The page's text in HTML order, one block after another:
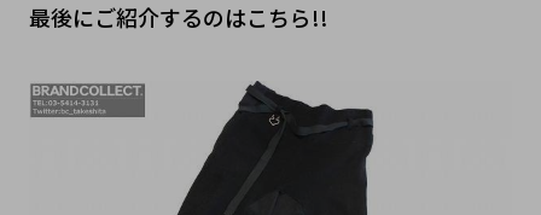
最後にご紹介するのはこちら!!